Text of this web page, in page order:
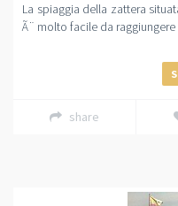
La spiaggia della zattera
Ã¨ molto facile da
share